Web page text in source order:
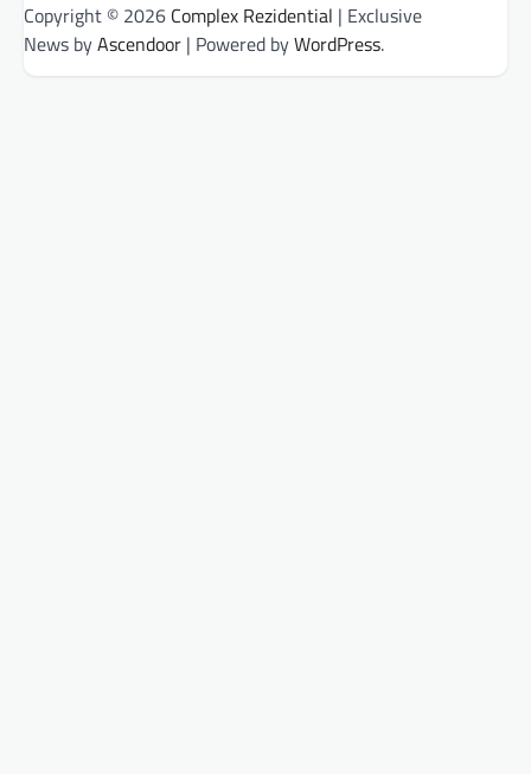
Copyright © 2026 Complex Rezidential | Exclusive
News byAscendoor | Powered byWordPress.